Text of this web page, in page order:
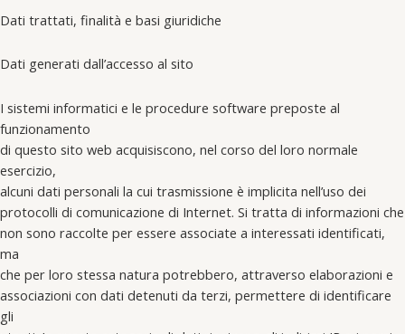
Dati trattati, finalità e basi giuridiche
Dati generati dall’accesso al sito
I sistemi informatici e le procedure software preposte al
funzionamento
di questo sito web acquisiscono, nel corso del loro normale
esercizio,
alcuni dati personali la cui trasmissione è implicita nell’uso dei
protocolli di comunicazione di Internet. Si tratta di informazioni che
non sono raccolte per essere associate a interessati identificati,
ma
che per loro stessa natura potrebbero, attraverso elaborazioni e
associazioni con dati detenuti da terzi, permettere di identificare
gli